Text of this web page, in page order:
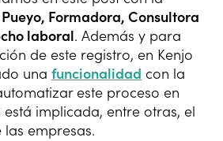
Pueyo, Formadora, Consultora
laboral. Además y para
de este registro, en Kenjo
una funcionalidad con la
este proceso en
implicada, entre otras, el
las empresas.